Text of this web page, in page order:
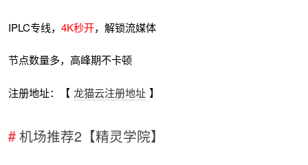
IPLC专线，4K秒开，解锁流媒体
节点数量多，高峰期不卡顿
注册地址：【 龙猫云注册地址 】
机场推荐2【精灵学院】